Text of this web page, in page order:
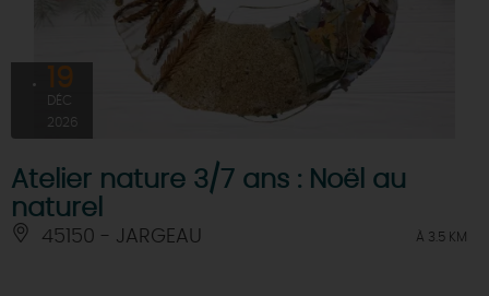
19
DÉC
2026
Atelier nature 3/7 ans : Noël au
naturel
45150 - JARGEAU À 3.5 KM